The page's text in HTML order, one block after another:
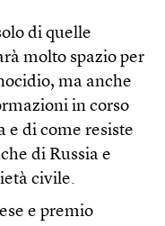
di quelle
molto spazio per
ma anche
in corso
e di come resiste
di Russia e
civile.
e premio